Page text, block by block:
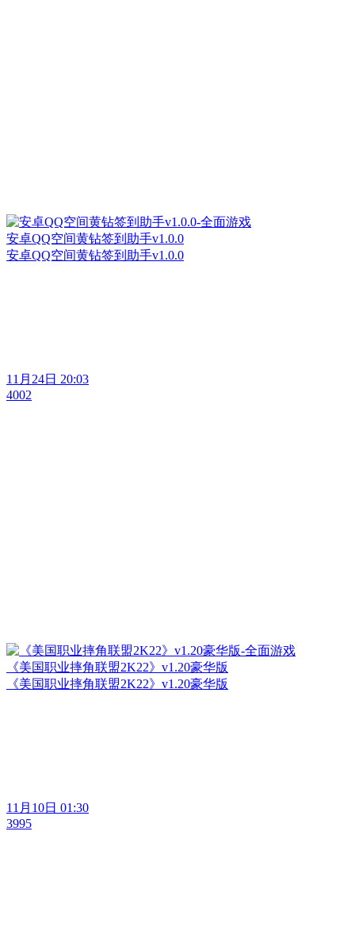
安卓QQ空间黄钻签到助手v1.0.0
安卓QQ空间黄钻签到助手v1.0.0
11月24日 20:03
4002
《美国职业摔角联盟2K22》v1.20豪华版
《美国职业摔角联盟2K22》v1.20豪华版
11月10日 01:30
3995